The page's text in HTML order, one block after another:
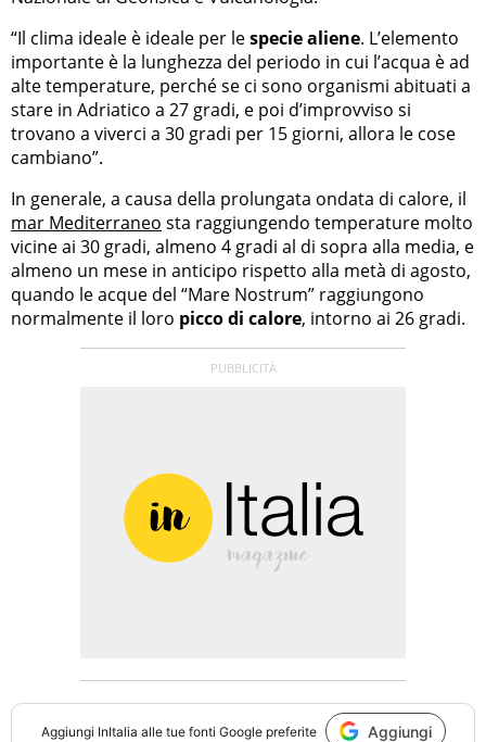
“Il clima ideale è ideale per lespecie aliene. L’elemento
importante è la lunghezza del periodo in cui l’acqua è ad
alte temperature, perché se ci sono organismi abituati a
stare in Adriatico a 27 gradi, e poi d’improvviso si
trovano a viverci a 30 gradi per 15 giorni, allora le cose
cambiano”.
In generale, a causa della prolungata ondata di calore, il
mar Mediterraneo sta raggiungendo temperature molto
vicine ai 30 gradi, almeno 4 gradi al di sopra alla media, e
almeno un mese in anticipo rispetto alla metà di agosto,
quando le acque del “Mare Nostrum” raggiungono
normalmente il loro picco di calore, intorno ai 26 gradi.
Aggiungi InItalia alle tue fonti Google preferite Aggiungi